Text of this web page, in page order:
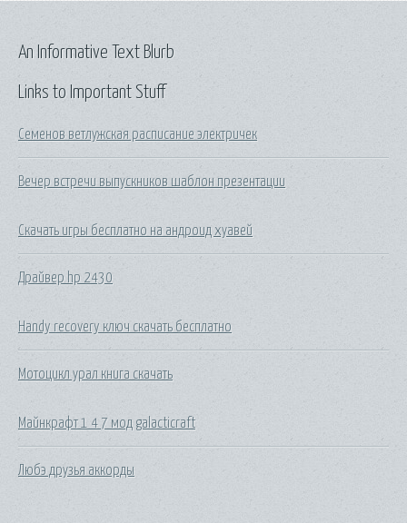
Links to Important Stuff
Семенов ветлужская расписание электричек
Вечер встречи выпускников шаблон презентации
Скачать игры бесплатно на андроид хуавей
Драйвер hp 2430
Handy recovery ключ скачать бесплатно
Мотоцикл урал книга скачать
Майнкрафт 1 4 7 мод galacticraft
Любэ друзья аккорды
An Informative Text Blurb